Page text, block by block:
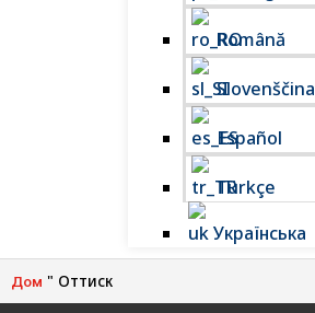
Română
Slovenščina
Español
Türkçe
Українська
Дом " Оттиск